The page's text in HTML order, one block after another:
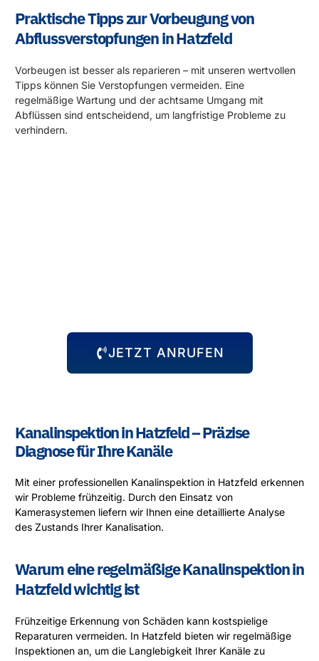
Praktische Tipps zur Vorbeugung von
Abflussverstopfungen in Hatzfeld
Vorbeugen ist besser als reparieren – mit unseren wertvollen
Tipps können Sie Verstopfungen vermeiden. Eine
regelmäßige Wartung und der achtsame Umgang mit
Abflüssen sind entscheidend, um langfristige Probleme zu
verhindern.
JETZT ANRUFEN
Kanalinspektion in Hatzfeld – Präzise
Diagnose für Ihre Kanäle
Mit einer professionellen Kanalinspektion in Hatzfeld erkennen
wir Probleme frühzeitig. Durch den Einsatz von
Kamerasystemen liefern wir Ihnen eine detaillierte Analyse
des Zustands Ihrer Kanalisation.
Warum eine regelmäßige Kanalinspektion in
Hatzfeld wichtig ist
Frühzeitige Erkennung von Schäden kann kostspielige
Reparaturen vermeiden. In Hatzfeld bieten wir regelmäßige
Inspektionen an, um die Langlebigkeit Ihrer Kanäle zu